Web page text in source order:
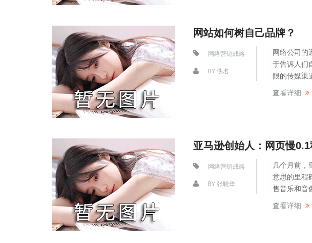
网站如何树自己品牌？
网络营销战略
BY佚名
网络公司的
于告诉人们
限的传媒渠
查看详细
亚马逊创始人：网页慢
网络营销战略
BY张晓华
几个月前，
意思的里程
售音乐和音
查看详细